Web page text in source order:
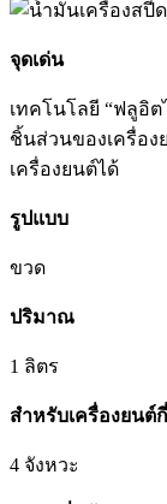
จุดเด่น
เทคโนโลยี “ฟลูอิ
ชิ้นส่วนของเครื่อง
เครื่องยนต์ได้
รูปแบบ
ขวด
ปริมาณ
1 ลิตร
สำหรับเครื่องยนต์
4 จังหวะ